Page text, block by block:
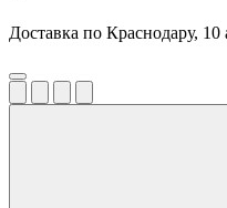
Доставка по Краснодару, 10